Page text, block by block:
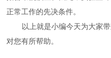
正常工作的先决条件。
以上就是小编今天为大家带
对您有所帮助。